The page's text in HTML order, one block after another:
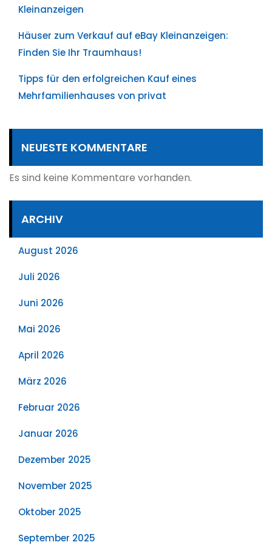
Kleinanzeigen
Häuser zum Verkauf auf eBay Kleinanzeigen:
Finden Sie Ihr Traumhaus!
Tipps für den erfolgreichen Kauf eines
Mehrfamilienhauses von privat
NEUESTE KOMMENTARE
Es sind keine Kommentare vorhanden.
ARCHIV
August 2026
Juli 2026
Juni 2026
Mai 2026
April 2026
März 2026
Februar 2026
Januar 2026
Dezember 2025
November 2025
Oktober 2025
September 2025